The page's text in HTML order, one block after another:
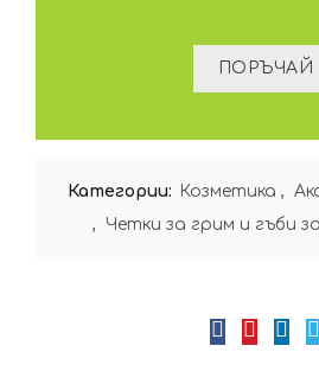
Категории: Козметика ,
,
Четки за грим и гъби